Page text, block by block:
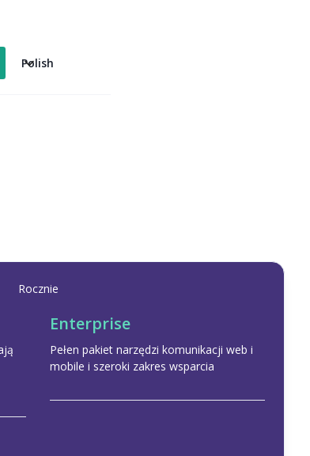
Polish
Rocznie
Enterprise
Pełen pakiet narzędzi komunikacji web i
mobile i szeroki zakres wsparcia